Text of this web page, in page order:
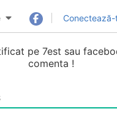
pe 7est sau
comenta !